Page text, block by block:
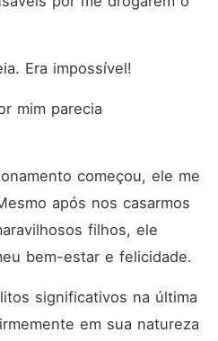
Era impossível!
mim parecia
começou, ele me
após nos casarmos
filhos, ele
bem-estar e felicidade.
significativos na última
em sua natureza